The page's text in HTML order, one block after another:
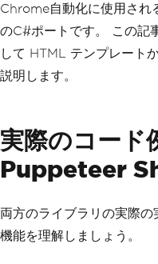
Chrome自動化に使用され
のC#ポートです。 この記
して HTML テンプレート
説明します。
実際のコー
Puppeteer
両方のライブラリの実際
機能を理解しましょう。